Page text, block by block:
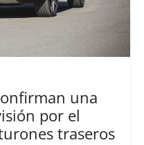
una
por el
traseros